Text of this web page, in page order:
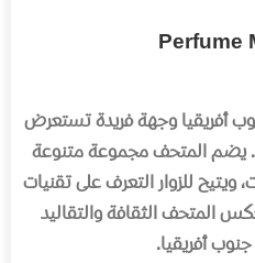
Perfume
أفريقيا وجهة فريدة تستعرض
.يضم المتحف مجموعة متنوعة
ويتيح للزوار التعرف على تقنيات
المتحف الثقافة والتقاليد
أفريقيا.